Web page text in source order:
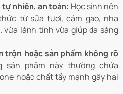
nhiên, an toàn: Học sinh nên
từ sữa tươi, cám gạo, nha
vừa lành tính vừa giúp da sáng
trộn hoặc sản phẩm không rõ
sản phẩm này thường chứa
hoặc chất tẩy mạnh gây hại